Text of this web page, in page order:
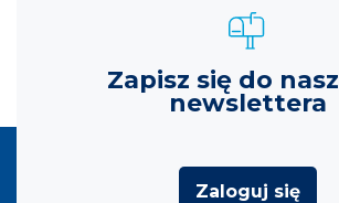
Zapisz się do
newslettera
Zaloguj się